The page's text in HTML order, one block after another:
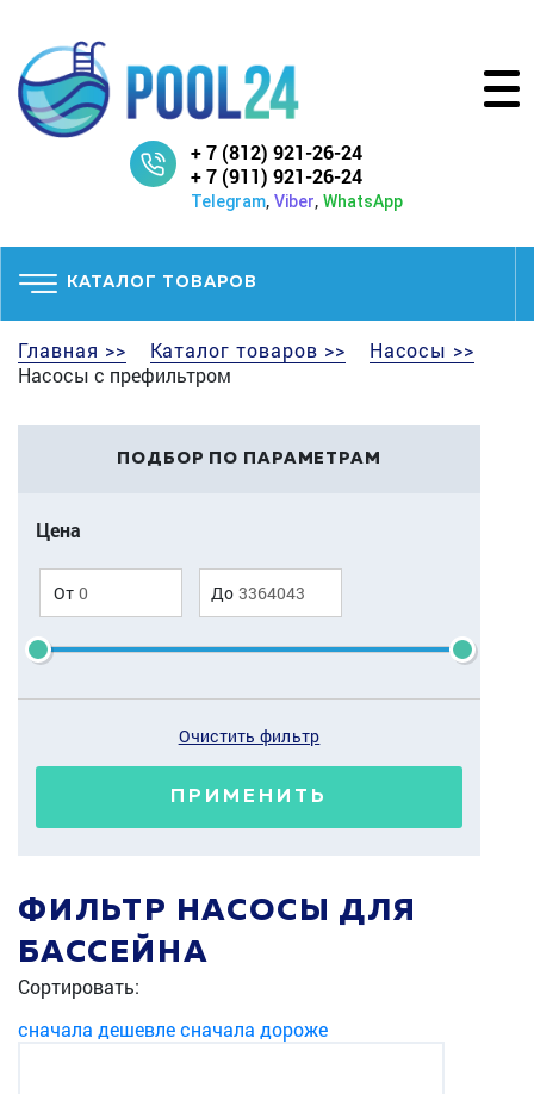
+ 7 (812) 921-26-24
+ 7 (911) 921-26-24
Telegram, Viber, WhatsApp
КАТАЛОГ ТОВАРОВ
Главная >> Каталог товаров >>
Насосы >>
Насосы с префильтром
ПОДБОР ПО ПАРАМЕТРАМ
Цена
От До
Очистить фильтр
ПРИМЕНИТЬ
ФИЛЬТР НАСОСЫ ДЛЯ
БАССЕЙНА
Сортировать:
сначала дешевлесначала дороже